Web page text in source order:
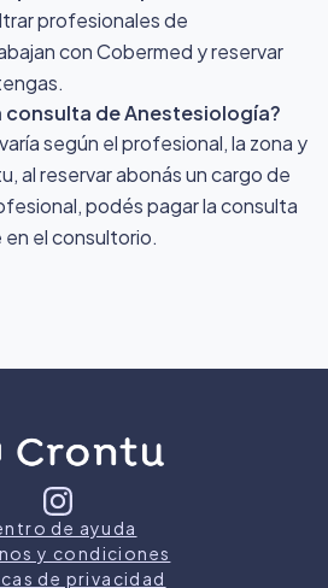
profesionales de
con Cobermed y reservar
consulta de Anestesiología?
según el profesional, la zona y
al reservar abonás un cargo de
podés pagar la consulta
el consultorio.
de ayuda
y condiciones
de privacidad